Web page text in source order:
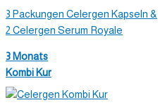
3 Packungen Celergen Kapseln &
2 Celergen Serum Royale
3 Monats
Kombi Kur